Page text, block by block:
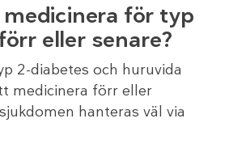
för typ
eller senare?
2-diabetes och huruvida
medicinera förr eller
hanteras väl via